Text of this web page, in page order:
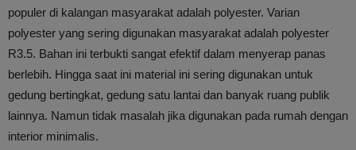
populer di kalangan masyarakat adalah polyester. Varian
polyester yang sering digunakan masyarakat adalah polyester
R3.5. Bahan ini terbukti sangat efektif dalam menyerap panas
berlebih. Hingga saat ini material ini sering digunakan untuk
gedung bertingkat, gedung satu lantai dan banyak ruang publik
lainnya. Namun tidak masalah jika digunakan pada rumah dengan
interior minimalis.